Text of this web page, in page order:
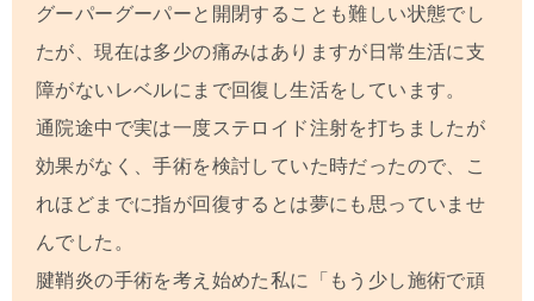
グーパーグーパーと開閉することも難しい状態でし
たが、現在は多少の痛みはありますが日常生活に支
障がないレベルにまで回復し生活をしています。
通院途中で実は一度ステロイド注射を打ちましたが
効果がなく、手術を検討していた時だったので、こ
れほどまでに指が回復するとは夢にも思っていませ
んでした。
腱鞘炎の手術を考え始めた私に「もう少し施術で頑